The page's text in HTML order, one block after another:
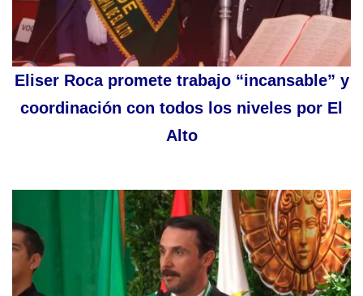
Eliser Roca promete trabajo “incansable” y
coordinación con todos los niveles por El
Alto